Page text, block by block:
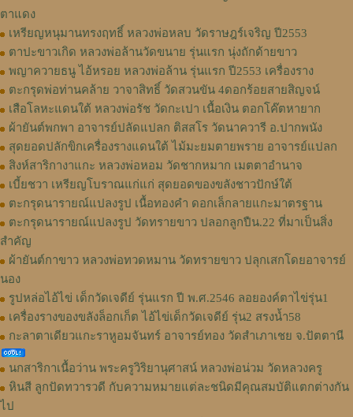
ตาแดง
เหรียญหนุมานทรงฤทธิ์ หลวงพ่อหลบ วัดราษฎร์เจริญ ปี2553
ตาปะขาวเกิด หลวงพ่อล้านวัดขนาย รุ่นแรก นุ่งถักด้ายขาว
พญาควายธนู ไอ้หรอย หลวงพ่อล้าน รุ่นแรก ปี2553 เครื่องราง
ตะกรุดพ่อท่านคล้าย วาจาสิทธิ์ วัดสวนขัน 4ดอกร้อยสายสิญจน์
เสือโลหะแดนใต้ หลวงพ่อรัช วัดกะเปา เนื้อเงิน ตอกโค๊ตหายาก
ผ้ายันต์พกพา อาจารย์ปลัดแปลก ติสสโร วัดนาควารี อ.ปากพนัง
สุดยอดปลักขิกเครื่องรางแดนใต้ ไม้มะยมตายพราย อาจารย์แปลก
สิงห์สาริกางาแกะ หลวงพ่อหอม วัดชากหมาก เมตตาอำนาจ
เบี้ยชวา เหรียญโบราณแก่แก่ สุดยอดของขลังชาวปักษ์ใต้
ตะกรุดนารายณ์แปลงรูป เนื้อทองคำ ดอกเล็กลายแกะมาตรฐาน
ตะกรุดนารายณ์แปลงรูป วัดทรายขาว ปลอกลูกปืน.22 ที่มาเป็นสิ่ง
สำคัญ
ผ้ายันต์กาขาว หลวงพ่อทวดหมาน วัดทรายขาว ปลุกเสกโดยอาจารย์
นอง
รูปหล่อไอ้ไข่ เด็กวัดเจดีย์ รุ่นแรก ปี พ.ศ.2546 ลอยองค์ตาไข่รุ่น1
เครื่องรางของขลังล็อกเก็ต ไอ้ไข่เด็กวัดเจดีย์ รุ่น2 สรงน้ำ58
กะลาตาเดียวแกะราหูอมจันทร์ อาจารย์ทอง วัดสำเภาเชย จ.ปัตตานี
นกสาริกาเนื้อว่าน พระครูวิริยานุศาสน์ หลวงพ่อน่วม วัดหลวงครู
หินสี ลูกปัดทวารวดี กับความหมายแต่ละชนิดมีคุณสมบัติแตกต่างกัน
ไป